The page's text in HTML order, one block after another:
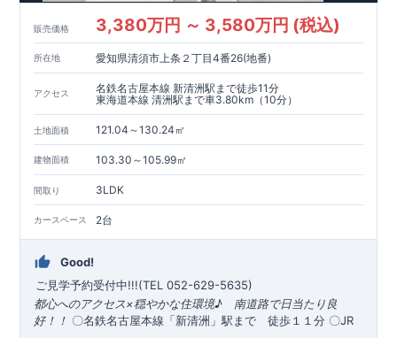
販売価格 3,380万円 ～ 3,580万円 (税込)
所在地 愛知県清須市上条２丁目4番26(地番)
アクセス
名鉄名古屋本線 新清洲駅まで徒歩11分
東海道本線 清洲駅まで車3.80km（10分）
土地面積 121.04～130.24㎡
建物面積 103.30～105.99㎡
間取り 3LDK
カースペース 2台
Good!
ご見学予約受付中!!!(TEL 052-629-5635)
都心へのアクセス×穏やかな住環境♪ 南道路で日当たり良
好！！